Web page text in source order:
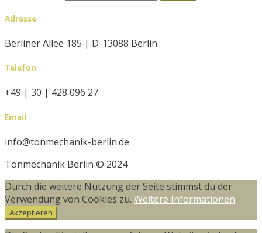
Adresse
Berliner Allee 185 | D-13088 Berlin
Telefon
+49 | 30 | 428 096 27
Email
info@tonmechanik-berlin.de
Tonmechanik Berlin © 2024
Durch die weitere Nutzung der Seite stimmst du der
Verwendung von Cookies zu. Weitere Informationen
Akzeptieren